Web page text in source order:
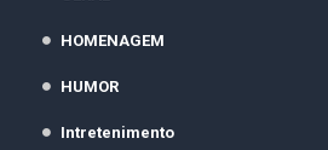
HOMENAGEM
HUMOR
Intretenimento